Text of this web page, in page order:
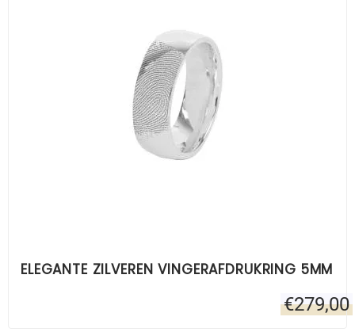
ELEGANTE ZILVEREN VINGERAFDRUKRING 5MM
€279,00